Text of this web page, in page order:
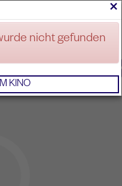
ANMELDEN
×
nicht gefunden
KINO